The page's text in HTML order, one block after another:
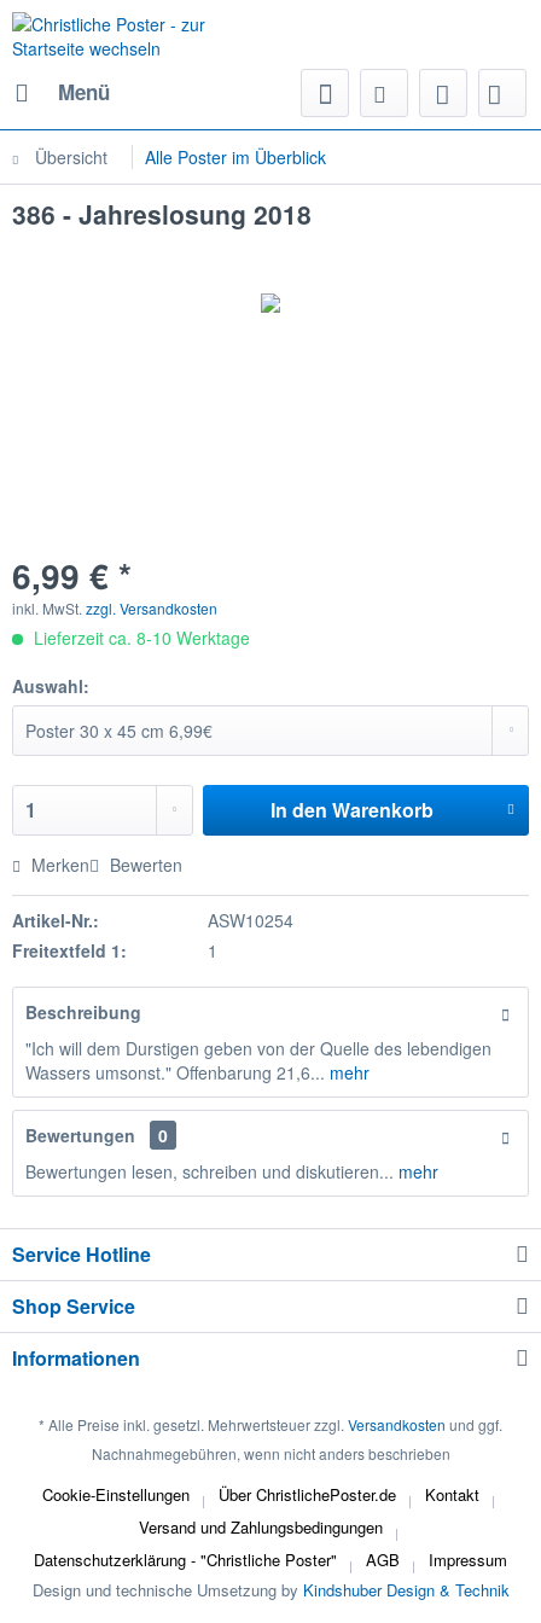
Menü
Übersicht Alle Poster im Überblick
386 - Jahreslosung 2018
6,99 € *
inkl. MwSt.zzgl. Versandkosten
Lieferzeit ca. 8-10 Werktage
Auswahl:
In den Warenkorb
Merken Bewerten
Artikel-Nr.:
ASW10254
Freitextfeld 1:
1
Beschreibung
"Ich will dem Durstigen geben von der Quelle des lebendigen
Wassers umsonst." Offenbarung 21,6... mehr
Bewertungen
0
Bewertungen lesen, schreiben und diskutieren... mehr
Service Hotline
Shop Service
Informationen
* Alle Preise inkl. gesetzl. Mehrwertsteuer zzgl. Versandkosten und ggf.
Nachnahmegebühren, wenn nicht anders beschrieben
Cookie-Einstellungen Über ChristlichePoster.de
Kontakt
Versand und Zahlungsbedingungen
Datenschutzerklärung - "Christliche Poster"
AGB
Impressum
Design und technische Umsetzung by Kindshuber Design & Technik